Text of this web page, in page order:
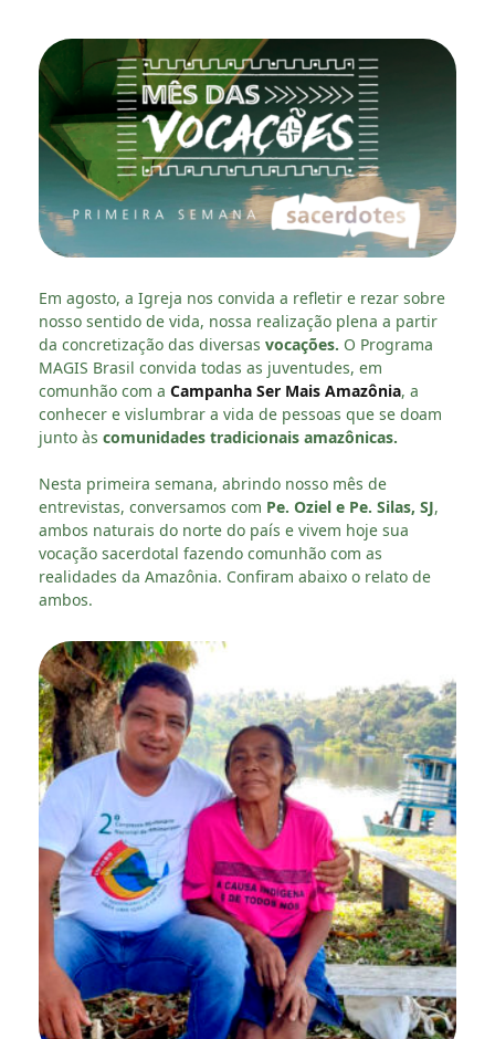
Em agosto, a Igreja nos convida a refletir e rezar sobre
nosso sentido de vida, nossa realização plena a partir
da concretização das diversas vocações. O Programa
MAGIS Brasil convida todas as juventudes, em
comunhão com a Campanha Ser Mais Amazônia, a
conhecer e vislumbrar a vida de pessoas que se doam
junto às comunidades tradicionais amazônicas.
Nesta primeira semana, abrindo nosso mês de
entrevistas, conversamos com Pe. Oziel e Pe. Silas, SJ,
ambos naturais do norte do país e vivem hoje sua
vocação sacerdotal fazendo comunhão com as
realidades da Amazônia. Confiram abaixo o relato de
ambos.